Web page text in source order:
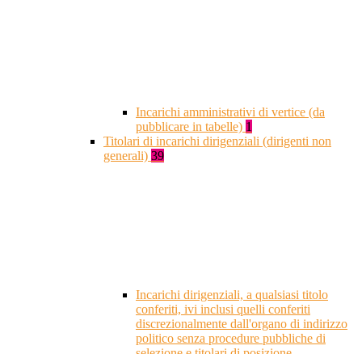
Incarichi amministrativi di vertice (da
pubblicare in tabelle) 1
Titolari di incarichi dirigenziali (dirigenti non
generali) 39
Incarichi dirigenziali, a qualsiasi titolo
conferiti, ivi inclusi quelli conferiti
discrezionalmente dall'organo di indirizzo
politico senza procedure pubbliche di